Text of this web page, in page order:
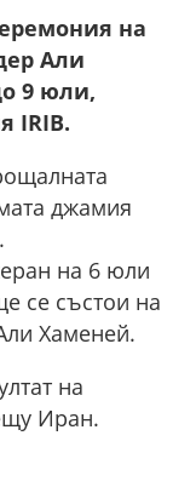
на
Али
9 юли,
IRIB.
джамия
на 6 юли
се състои на
Хаменей.
на
Иран.